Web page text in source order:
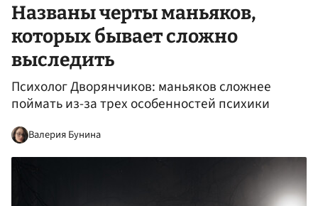
Названы черты маньяков,
которых бывает сложно
выследить
Психолог Дворянчиков: маньяков сложнее
поймать из-за трех особенностей психики
Валерия Бунина